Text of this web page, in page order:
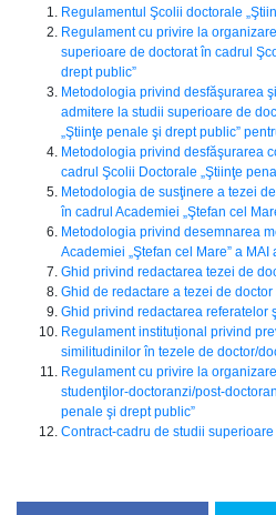
Regulamentul Şcolii doctorale
Regulament cu privire la
superioare de doctorat în cadrul
drept public”
Metodologia privind desfăşurarea
admitere la studii superioare de
„Ştiinţe penale şi drept public”
Metodologia privind desfăşurarea
cadrul Şcolii Doctorale „Ştiinţe
Metodologia de susţinere a tezei
în cadrul Academiei „Ştefan cel
Metodologia privind desemnarea
Academiei „Ştefan cel Mare” a MAI
Ghid privind redactarea tezei de
Ghid de redactare a tezei de
Ghid privind redactarea referatelor
Regulament instituțional privind
similitudinilor în tezele de doctor/
Regulament cu privire la
studenţilor-doctoranzi/post-
penale şi drept public”
Contract-cadru de studii